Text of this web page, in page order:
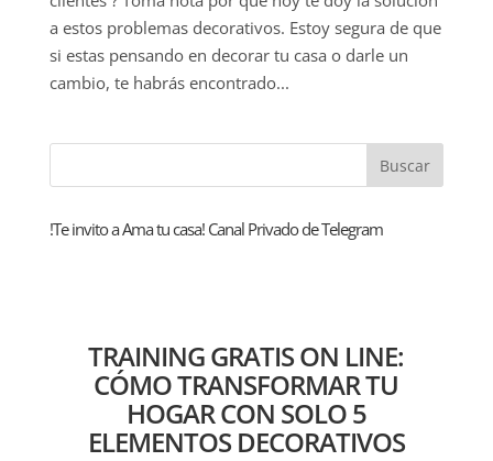
a estos problemas decorativos. Estoy segura de que
si estas pensando en decorar tu casa o darle un
cambio, te habrás encontrado...
!Te invito a Ama tu casa! Canal Privado de Telegram
TRAINING GRATIS ON LINE:
CÓMO TRANSFORMAR TU
HOGAR CON SOLO 5
ELEMENTOS DECORATIVOS